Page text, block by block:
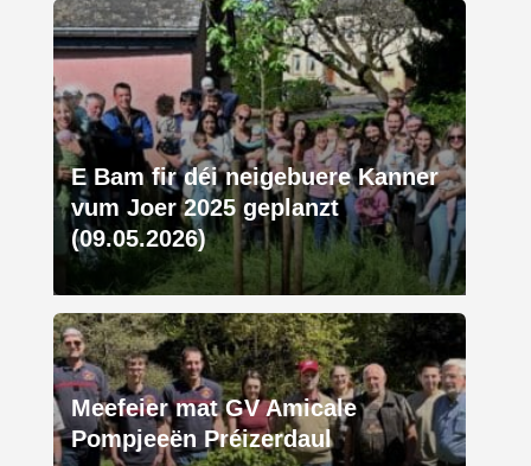
E Bam fir déi neigebuere Kanner
vum Joer 2025 geplanzt
(09.05.2026)
Meefeier mat GV Amicale
Pompjeeën Préizerdaul